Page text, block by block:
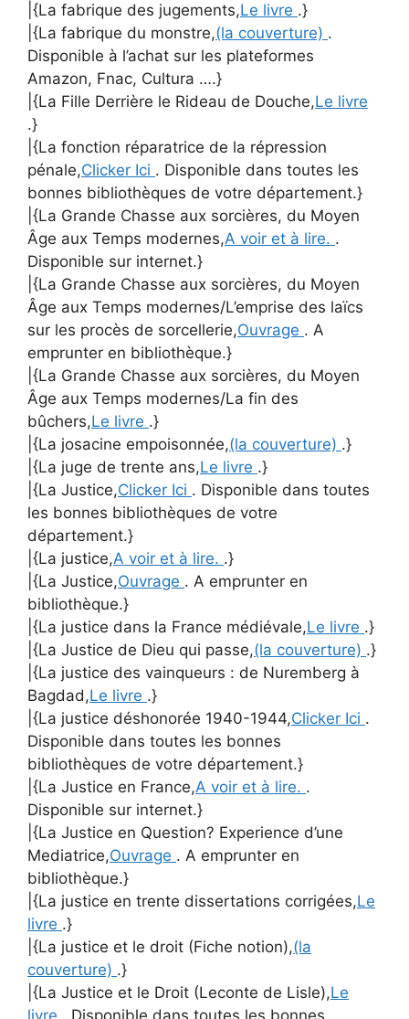
|{La fabrique des jugements,Le livre .}
|{La fabrique du monstre,(la couverture) .
Disponible à l’achat sur les plateformes
Amazon, Fnac, Cultura ….}
|{La Fille Derrière le Rideau de Douche,Le livre
.}
|{La fonction réparatrice de la répression
pénale,Clicker Ici . Disponible dans toutes les
bonnes bibliothèques de votre département.}
|{La Grande Chasse aux sorcières, du Moyen
Âge aux Temps modernes,A voir et à lire. .
Disponible sur internet.}
|{La Grande Chasse aux sorcières, du Moyen
Âge aux Temps modernes/L’emprise des laïcs
sur les procès de sorcellerie,Ouvrage . A
emprunter en bibliothèque.}
|{La Grande Chasse aux sorcières, du Moyen
Âge aux Temps modernes/La fin des
bûchers,Le livre .}
|{La josacine empoisonnée,(la couverture) .}
|{La juge de trente ans,Le livre .}
|{La Justice,Clicker Ici . Disponible dans toutes
les bonnes bibliothèques de votre
département.}
|{La justice,A voir et à lire. .}
|{La Justice,Ouvrage . A emprunter en
bibliothèque.}
|{La justice dans la France médiévale,Le livre .}
|{La Justice de Dieu qui passe,(la couverture) .}
|{La justice des vainqueurs : de Nuremberg à
Bagdad,Le livre .}
|{La justice déshonorée 1940-1944,Clicker Ici .
Disponible dans toutes les bonnes
bibliothèques de votre département.}
|{La Justice en France,A voir et à lire. .
Disponible sur internet.}
|{La Justice en Question? Experience d’une
Mediatrice,Ouvrage . A emprunter en
bibliothèque.}
|{La justice en trente dissertations corrigées,Le
livre .}
|{La justice et le droit (Fiche notion),(la
couverture) .}
|{La Justice et le Droit (Leconte de Lisle),Le
livre
. Disponible dans toutes les bonnes